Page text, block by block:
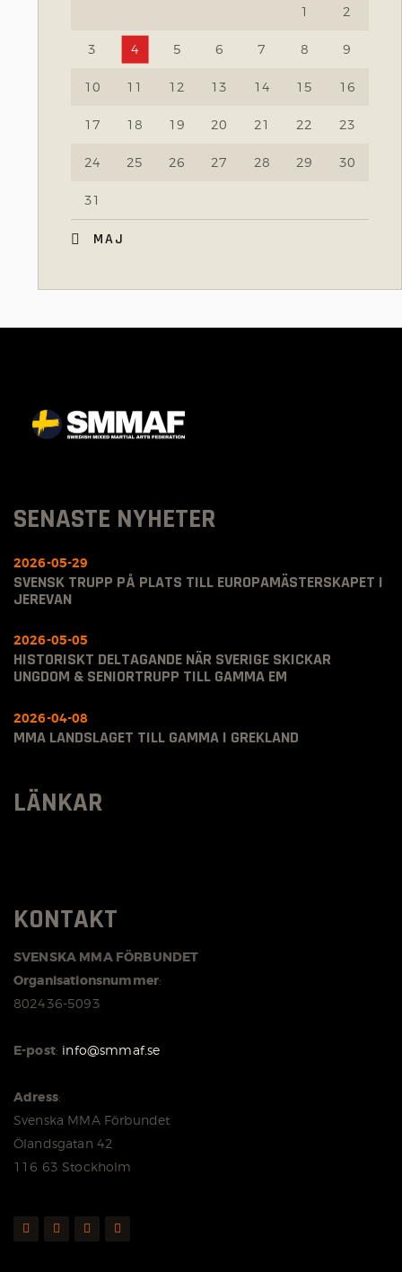
1 2
3 4 5 6 7 8 9
10 11 12 13 14 15 16
17 18 19 20 21 22 23
24 25 26 27 28 29 30
31
« MAJ
SENASTE NYHETER
SVENSK TRUPP PÅ PLATS TILL EUROPAMÄSTERSKAPET I
JEREVAN
2026-05-29
HISTORISKT DELTAGANDE NÄR SVERIGE SKICKAR
UNGDOM & SENIORTRUPP TILL GAMMA EM
2026-05-05
MMA LANDSLAGET TILL GAMMA I GREKLAND
2026-04-08
LÄNKAR
KONTAKT
SVENSKA MMA FÖRBUNDET
Organisationsnummer:
802436-5093
E-post: info@smmaf.se
Adress:
Svenska MMA Förbundet
Ölandsgatan 42
116 63 Stockholm